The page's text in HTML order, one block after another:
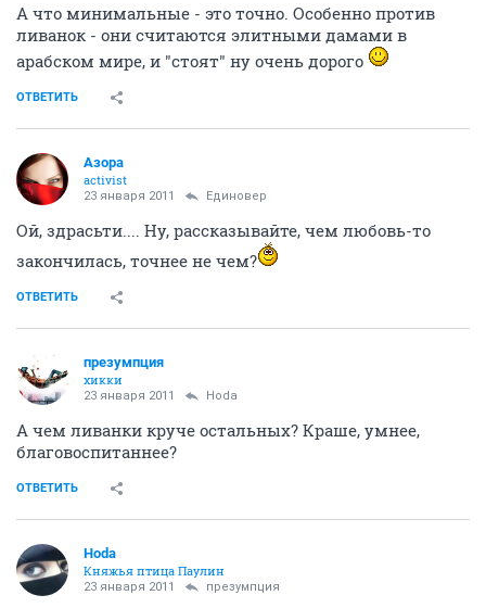
А что минимальные - это точно. Особенно против
ливанок - они считаются элитными дамами в
арабском мире, и "стоят" ну очень дорого
ОТВЕТИТЬ
Азора
activist
23 января 2011 Единовер
Ой, здрасьти.... Ну, рассказывайте, чем любовь-то
закончилась, точнее не чем?
ОТВЕТИТЬ
презумпция
хикки
23 января 2011 Hoda
А чем ливанки круче остальных? Краше, умнее,
благовоспитаннее?
ОТВЕТИТЬ
Hoda
Княжья птица Паулин
23 января 2011 презумпция